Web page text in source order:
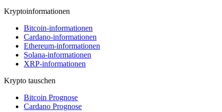
Kryptoinformationen
Bitcoin-informationen
Cardano-informationen
Ethereum-informationen
Solana-informationen
XRP-informationen
Krypto tauschen
Bitcoin Prognose
Cardano Prognose